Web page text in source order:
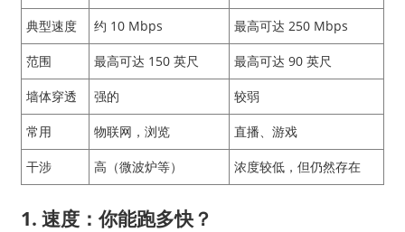
典型速度 约 10 Mbps 最高可达 250 Mbps
范围 最高可达 150 英尺 最高可达 90 英尺
墙体穿透 强的 较弱
常用 物联网，浏览 直播、游戏
干涉 高（微波炉等） 浓度较低，但仍然存在
1. 速度：你能跑多快？